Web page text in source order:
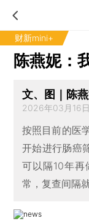
财新mini+
陈燕妮：
文、图｜陈
2026年03月16
按照目前的医
开始进行肠癌
可以隔10年
常，复查间隔